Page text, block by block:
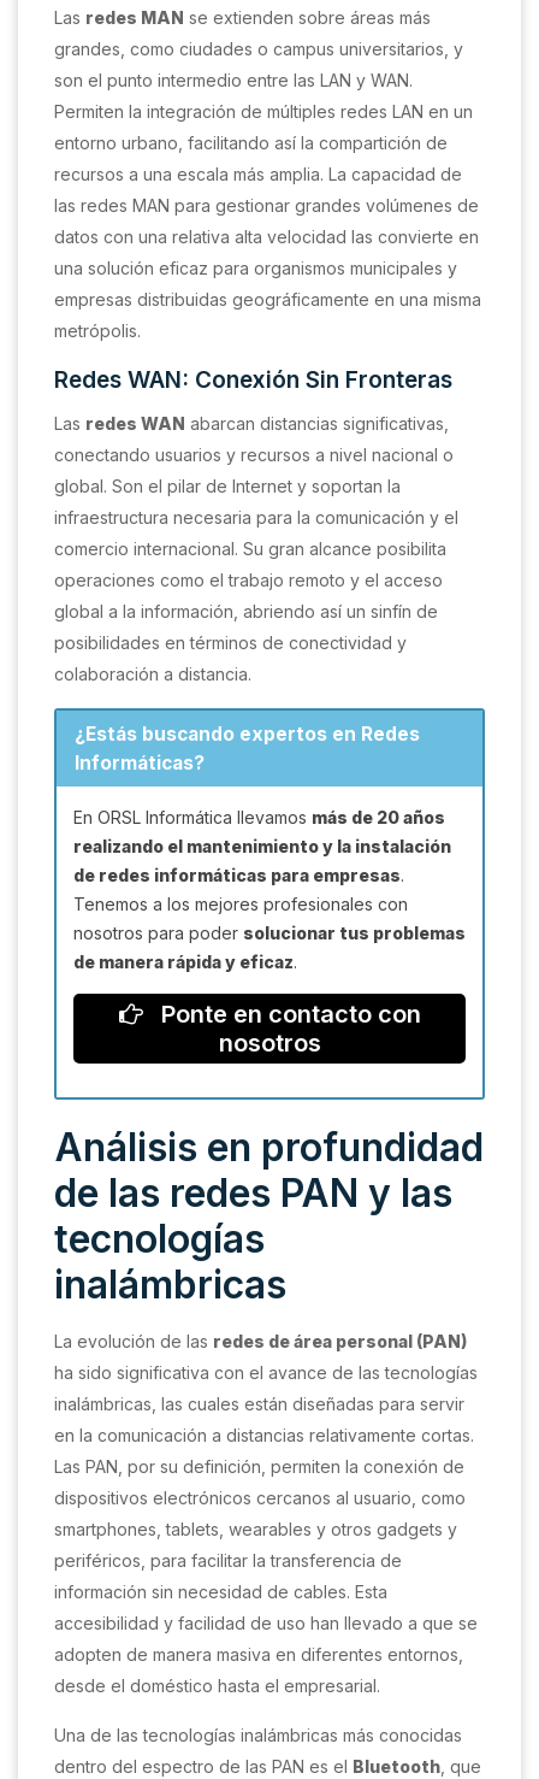
Las redes MAN se extienden sobre áreas más
grandes, como ciudades o campus universitarios, y
son el punto intermedio entre las LAN y WAN.
Permiten la integración de múltiples redes LAN en un
entorno urbano, facilitando así la compartición de
recursos a una escala más amplia. La capacidad de
las redes MAN para gestionar grandes volúmenes de
datos con una relativa alta velocidad las convierte en
una solución eficaz para organismos municipales y
empresas distribuidas geográficamente en una misma
metrópolis.
Redes WAN: Conexión Sin Fronteras
Las redes WAN abarcan distancias significativas,
conectando usuarios y recursos a nivel nacional o
global. Son el pilar de Internet y soportan la
infraestructura necesaria para la comunicación y el
comercio internacional. Su gran alcance posibilita
operaciones como el trabajo remoto y el acceso
global a la información, abriendo así un sinfín de
posibilidades en términos de conectividad y
colaboración a distancia.
¿Estás buscando expertos en Redes
Informáticas?
En ORSL Informática llevamos más de 20 años
realizando el mantenimiento y la instalación
de redes informáticas para empresas.
Tenemos a los mejores profesionales con
nosotros para poder solucionar tus problemas
de manera rápida y eficaz.
Ponte en contacto con
nosotros
Análisis en profundidad
de las redes PAN y las
tecnologías
inalámbricas
La evolución de las redes de área personal (PAN)
ha sido significativa con el avance de las tecnologías
inalámbricas, las cuales están diseñadas para servir
en la comunicación a distancias relativamente cortas.
Las PAN, por su definición, permiten la conexión de
dispositivos electrónicos cercanos al usuario, como
smartphones, tablets, wearables y otros gadgets y
periféricos, para facilitar la transferencia de
información sin necesidad de cables. Esta
accesibilidad y facilidad de uso han llevado a que se
adopten de manera masiva en diferentes entornos,
desde el doméstico hasta el empresarial.
Una de las tecnologías inalámbricas más conocidas
dentro del espectro de las PAN es el Bluetooth, que